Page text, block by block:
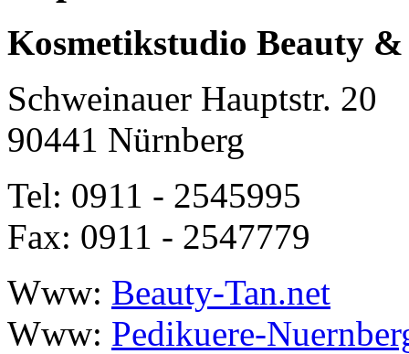
Kosmetikstudio Beauty &
Schweinauer Hauptstr. 20
90441 Nürnberg
Tel: 0911 - 2545995
Fax: 0911 - 2547779
Www: Beauty-Tan.net
Www: Pedikuere-